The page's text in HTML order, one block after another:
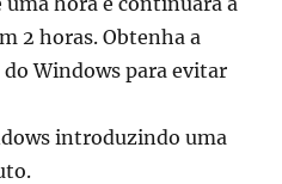
2 horas. Obtenha a
Windows para evitar
introduzindo uma